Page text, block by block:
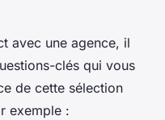
avec une agence, il
clés qui vous
de cette sélection
exemple :